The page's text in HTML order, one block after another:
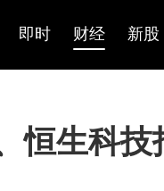
即时 财经 新股
恒生科